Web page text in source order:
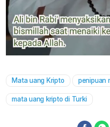
Mata uang Kripto penipuan
mata uang kripto di Turki